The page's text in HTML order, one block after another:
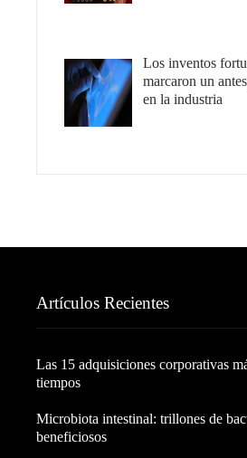
Los inventos
marcaron un
en la industria
Artículos Recientes
Las 15 adquisiciones corporativas
tiempos
Microbiota intestinal: trillones de
beneficiosos